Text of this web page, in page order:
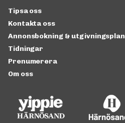
Tipsa oss
Kontakta oss
Annonsbokning & utgivningsplan
Tidningar
Prenumerera
Om oss